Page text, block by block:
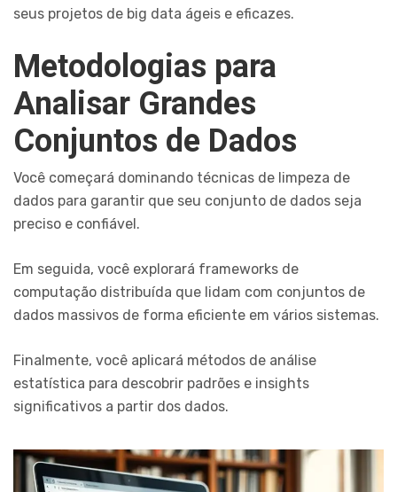
seus projetos de big data ágeis e eficazes.
Metodologias para
Analisar Grandes
Conjuntos de Dados
Você começará dominando técnicas de limpeza de
dados para garantir que seu conjunto de dados seja
preciso e confiável.
Em seguida, você explorará frameworks de
computação distribuída que lidam com conjuntos de
dados massivos de forma eficiente em vários sistemas.
Finalmente, você aplicará métodos de análise
estatística para descobrir padrões e insights
significativos a partir dos dados.